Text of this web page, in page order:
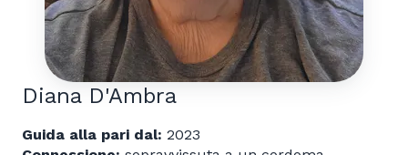
Diana D'Ambra
Guida alla pari dal: 2023